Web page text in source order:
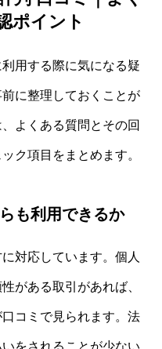
ポイント
用する際に気になる疑
に整理しておくことが
よくある質問とその回
ク項目をまとめます。
も利用できるか
対応しています。個人
がある取引があれば、
コミで見られます。法